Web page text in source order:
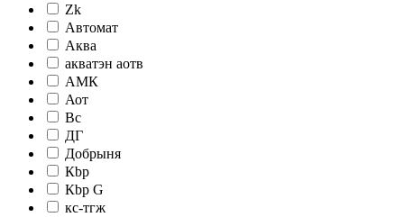
Zk
Автомат
Аква
акватэн аотв
АМК
Аот
Вс
ДГ
Добрыня
Кbр
Кbр G
кc-тгж